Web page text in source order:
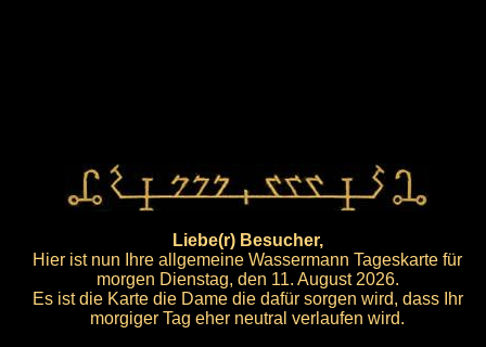
Liebe(r) Besucher,
Hier ist nun Ihre allgemeine Wassermann Tageskarte für
morgen Dienstag, den 11. August 2026.
Es ist die Karte die Dame die dafür sorgen wird, dass Ihr
morgiger Tag eher neutral verlaufen wird.